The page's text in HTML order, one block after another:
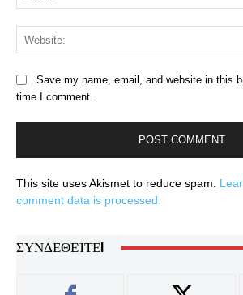
Save my name, email, and website in this
time I comment.
This site uses Akismet to reduce spam.
comment data is processed.
ΣΥΝΔΕΘΕΊΤΕ!